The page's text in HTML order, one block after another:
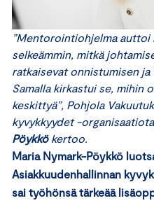
”Mentorointiohjelma auttoi
selkeämmin, mitkä
ratkaisevat onnistumisen
Samalla kirkastui se, mihin
keskittyä”, Pohjola
kyvykkyydet -
Pöykkökertoo.
Maria Nymark-Pöykkö
Asiakkuudenhallinnan
sai työhönsä tärkeää